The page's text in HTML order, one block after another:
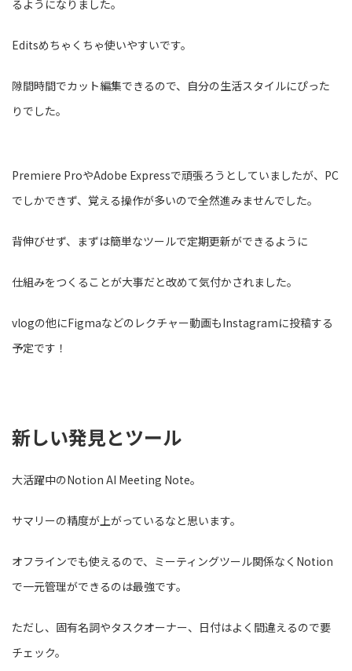
るようになりました。
Editsめちゃくちゃ使いやすいです。
隙間時間でカット編集できるので、自分の生活スタイルにぴった
りでした。
Premiere ProやAdobe Expressで頑張ろうとしていましたが、PC
でしかできず、覚える操作が多いので全然進みませんでした。
背伸びせず、まずは簡単なツールで定期更新ができるように
仕組みをつくることが大事だと改めて気付かされました。
vlogの他にFigmaなどのレクチャー動画もInstagramに投稿する
予定です！
新しい発見とツール
大活躍中のNotion AI Meeting Note。
サマリーの精度が上がっているなと思います。
オフラインでも使えるので、ミーティングツール関係なくNotion
で一元管理ができるのは最強です。
ただし、固有名詞やタスクオーナー、日付はよく間違えるので要
チェック。